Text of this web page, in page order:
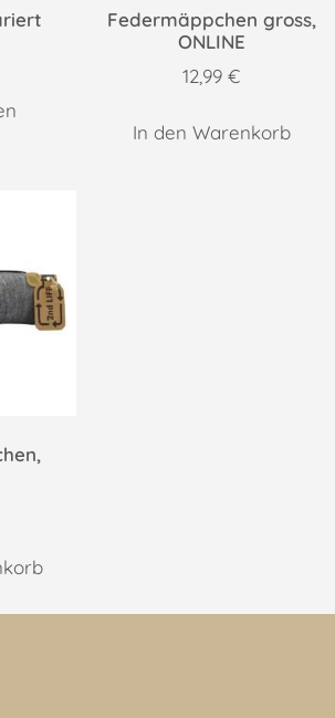
Federmäppchen gross,
ONLINE
12,99 €
In den Warenkorb